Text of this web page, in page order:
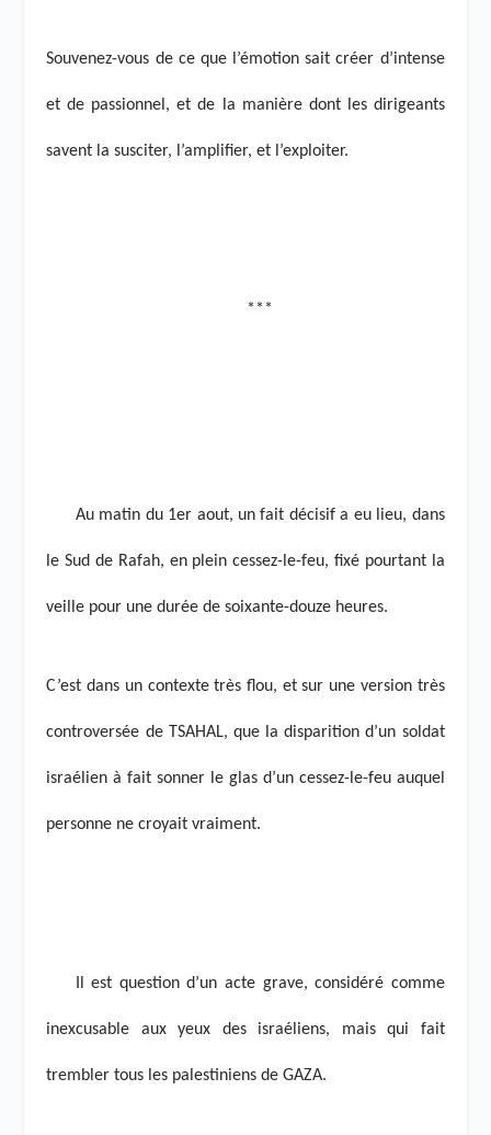
Souvenez-vous de ce que l’émotion sait créer d’intense
et de passionnel, et de la manière dont les dirigeants
savent la susciter, l’amplifier, et l’exploiter.
***
Au matin du 1er aout, un fait décisif a eu lieu, dans
le Sud de Rafah, en plein cessez-le-feu, fixé pourtant la
veille pour une durée de soixante-douze heures.
C’est dans un contexte très flou, et sur une version très
controversée de TSAHAL, que la disparition d’un soldat
israélien à fait sonner le glas d’un cessez-le-feu auquel
personne ne croyait vraiment.
Il est question d’un acte grave, considéré comme
inexcusable aux yeux des israéliens, mais qui fait
trembler tous les palestiniens de GAZA.